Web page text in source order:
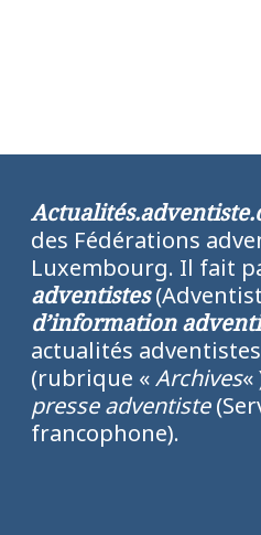
des Fédérations
Luxembourg. Il fait
adventistes
d’information
actualités
(rubrique «Archives«
presse adventiste
francophone).